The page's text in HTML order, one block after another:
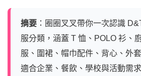
摘要 ：圈圈叉叉帶你一次認識
服分類，涵蓋 T 恤、POLO 衫、
服、圍裙、帽巾配件、背心、外
適合企業、餐飲、學校與活動需